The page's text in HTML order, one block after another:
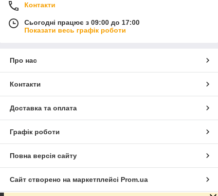
Контакти
Сьогодні працює з 09:00 до 17:00
Показати весь графік роботи
Про нас
Контакти
Доставка та оплата
Графік роботи
Повна версія сайту
Сайт створено на маркетплейсі Prom.ua